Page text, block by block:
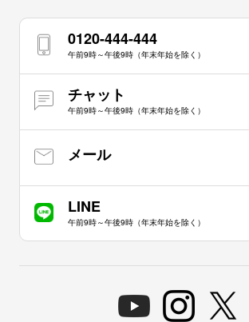
0120-444-444
午前9時～午後9時（年末年始を除く）
チャット
午前9時～午後9時（年末年始を除く）
メール
LINE
午前9時～午後9時（年末年始を除く）